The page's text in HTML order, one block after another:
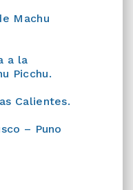
Machu
a la
Picchu.
Calientes.
– Puno